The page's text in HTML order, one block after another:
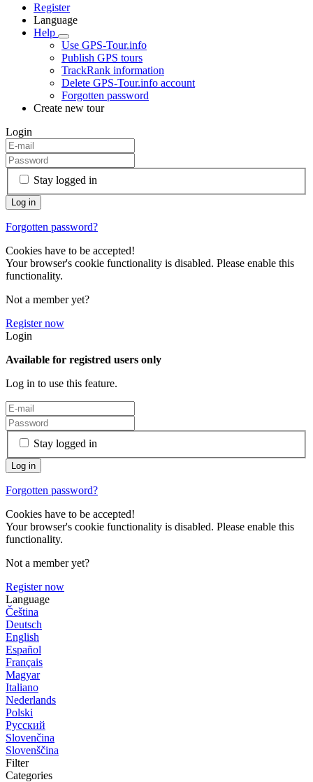
Register
Language
Help
Use GPS-Tour.info
Publish GPS tours
TrackRank information
Delete GPS-Tour.info account
Forgotten password
Create new tour
Login
Stay logged in
Forgotten password?
Cookies have to be accepted!
Your browser's cookie functionality is disabled. Please enable this
functionality.
Not a member yet?
Register now
Login
Available for registred users only
Log in to use this feature.
Stay logged in
Forgotten password?
Cookies have to be accepted!
Your browser's cookie functionality is disabled. Please enable this
functionality.
Not a member yet?
Register now
Language
Čeština
Deutsch
English
Español
Français
Magyar
Italiano
Nederlands
Polski
Русский
Slovenčina
Slovenščina
Filter
Categories